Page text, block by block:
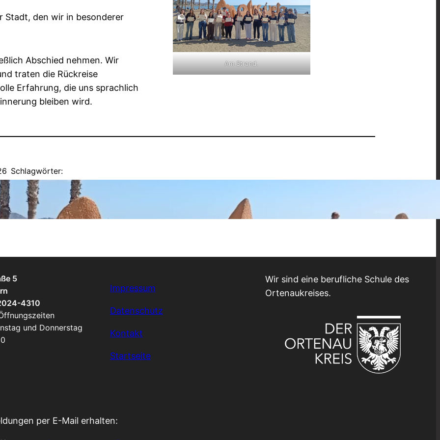
Stadt, den wir in besonderer
Abschied nehmen. Wir
traten die Rückreise
Erfahrung, die uns sprachlich
bleiben wird.
Am Strand.
Schlagwörter:
Ausflug, Austausch,
5
4310
und Donnerstag
Impressum
Datenschutz
Kontakt
Startseite
Wir sind eine berufliche Schule des
Ortenaukreises.
per E-Mail erhalten: